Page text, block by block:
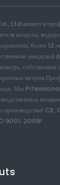
Ltd является
воздуха,
более 12
заводской
метров
Мы
производства!
9001: 2008!